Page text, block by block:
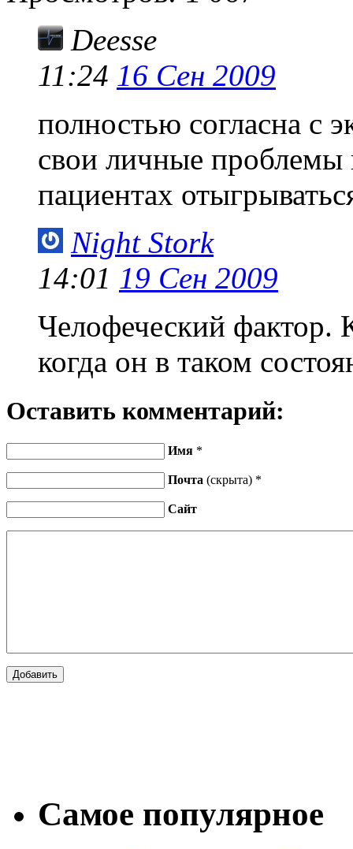
Deesse
11:24 16 Сен 2009
полностью согласна с
свои личные проблемы
пациентах
Night Stork
14:01 19 Сен 2009
Челофеческий фактор.
когда он в таком
Оставить комментарий:
Имя *
Почта (скрыта) *
Сайт
Самое популярное